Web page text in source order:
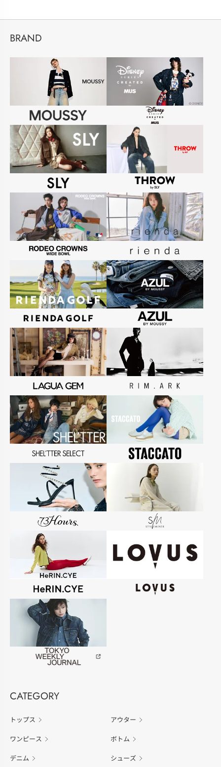
BRAND
CATEGORY
トップス アウター
ワンピース ボトム
デニム シューズ